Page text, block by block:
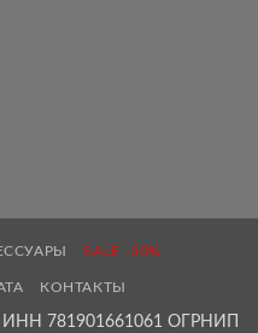
SALE -30%
КОНТАКТЫ
ИНН 781901661061 ОГРНИП